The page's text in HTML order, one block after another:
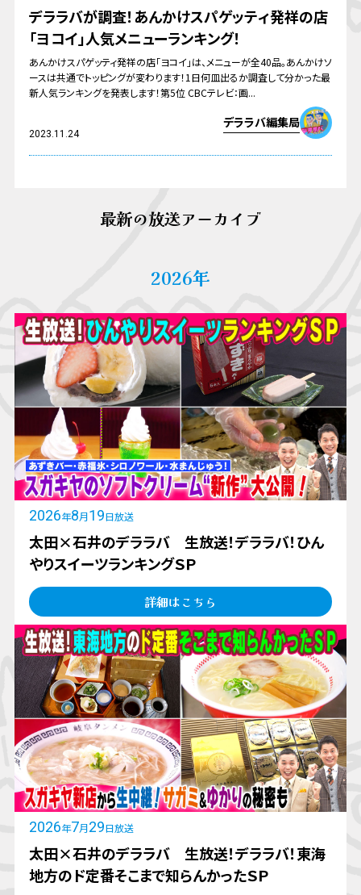
デララバが調査！あんかけスパゲッティ発祥の店
「ヨコイ」人気メニューランキング！
あんかけスパゲッティ発祥の店「ヨコイ」は、メニューが全40品。あんかけソ
ースは共通でトッピングが変わります！1日何皿出るか調査して分かった最
新人気ランキングを発表します！第5位 CBCテレビ：画...
2023.11.24
デララバ編集局
最新の放送アーカイブ
2026年
2026年8月 19日放送
太田×石井のデララバ 生放送！デララバ！ひん
やりスイーツランキングＳＰ
詳細はこちら
2026年7月 29日放送
太田×石井のデララバ 生放送！デララバ！東海
地方のド定番そこまで知らんかったＳＰ